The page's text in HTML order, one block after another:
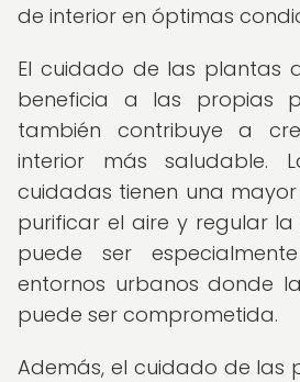
de interior en óptimas
El cuidado de las plantas
beneficia a las propias
también contribuye a
interior más saludable.
cuidadas tienen una
purificar el aire y regular
puede ser
entornos urbanos donde
puede ser comprometida.
Además, el cuidado de las